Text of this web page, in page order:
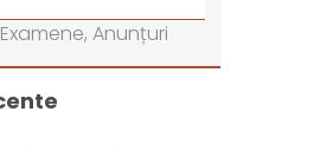
Examene, Anunțuri